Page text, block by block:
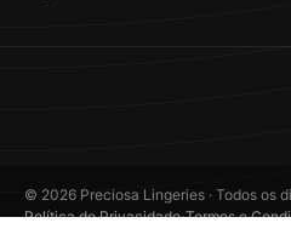
© 2026 Preciosa Lingeries · Todos os
Política de Privacidade·Termos e